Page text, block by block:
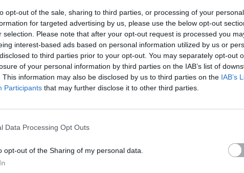
opt-out of the sale, sharing to third parties, or processing of your
for targeted advertising by us, please use the below opt-out
selection. Please note that after your opt-out request is processed you
interest-based ads based on personal information utilized by us or
to third parties prior to your opt-out. You may separately opt-out
of your personal information by third parties on the IAB’s list of
This information may also be disclosed by us to third parties on the IAB’s
Participants that may further disclose it to other third parties.
Data Processing Opt Outs
opt-out of the Sharing of my personal data.
nous, faites un don !
SOUTENIR